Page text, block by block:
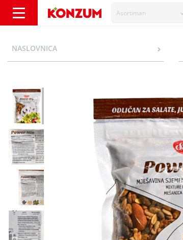
Asortiman
NASLOVNICA